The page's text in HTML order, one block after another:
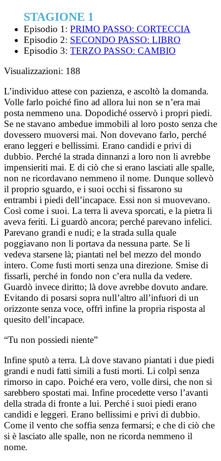
STAGIONE 1
Episodio 1: PRIMO PASSO: CORTECCIA
Episodio 2: SECONDO PASSO: LIBRO
Episodio 3: TERZO PASSO: CAMBIO
Visualizzazioni: 188
L’individuo attese con pazienza, e ascoltò la domanda.
Volle farlo poiché fino ad allora lui non se n’era mai
posta nemmeno una. Dopodiché osservò i propri piedi.
Se ne stavano ambedue immobili al loro posto senza che
dovessero muoversi mai. Non dovevano farlo, perché
erano leggeri e bellissimi. Erano candidi e privi di
dubbio. Perché la strada dinnanzi a loro non li avrebbe
impensieriti mai. E di ciò che si erano lasciati alle spalle,
non ne ricordavano nemmeno il nome. Dunque sollevò
il proprio sguardo, e i suoi occhi si fissarono su
entrambi i piedi dell’incapace. Essi non si muovevano.
Così come i suoi. La terra li aveva sporcati, e la pietra li
aveva feriti. Li guardò ancora; perché parevano infelici.
Parevano grandi e nudi; e la strada sulla quale
poggiavano non li portava da nessuna parte. Se li
vedeva starsene là; piantati nel bel mezzo del mondo
intero. Come fusti morti senza una direzione. Smise di
fissarli, perché in fondo non c’era nulla da vedere.
Guardò invece diritto; là dove avrebbe dovuto andare.
Evitando di posarsi sopra null’altro all’infuori di un
orizzonte senza voce, offrì infine la propria risposta al
quesito dell’incapace.
“Tu non possiedi niente”
Infine sputò a terra. Là dove stavano piantati i due piedi
grandi e nudi fatti simili a fusti morti. Li colpì senza
rimorso in capo. Poiché era vero, volle dirsi, che non si
sarebbero spostati mai. Infine procedette verso l’avanti
della strada di fronte a lui. Perché i suoi piedi erano
candidi e leggeri. Erano bellissimi e privi di dubbio.
Come il vento che soffia senza fermarsi; e che di ciò che
si è lasciato alle spalle, non ne ricorda nemmeno il
nome.